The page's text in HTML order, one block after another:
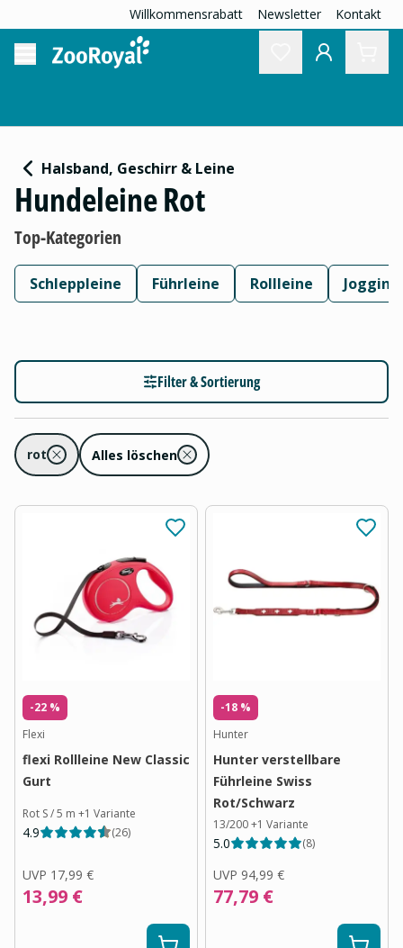
Willkommensrabatt Newsletter Kontakt
Halsband, Geschirr & Leine
Hundeleine Rot
Top-Kategorien
Schleppleine Führleine Rollleine
Filter & Sortierung
rot Alles löschen
-22 %
Flexi
flexi Rollleine New Classic
Gurt
Rot S / 5 m +1 Variante
4.9 (26)
UVP 17,99 €
13,99 €
-18 %
Hunter
Hunter verstellbare
Führleine Swiss
Rot/Schwarz
13/200+1 Variante
5.0 (8)
UVP 94,99 €
77,79 €